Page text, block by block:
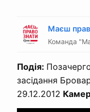
Маєш
Команда
Подія:
засідання
29.12.2012